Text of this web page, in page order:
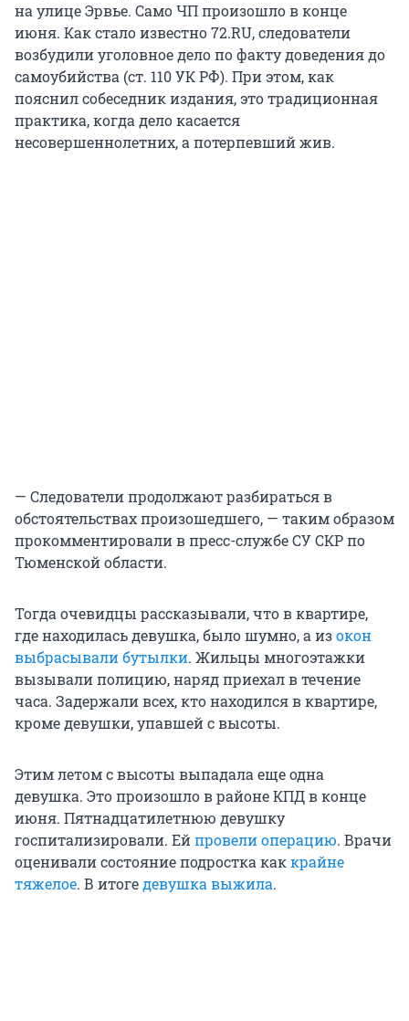
на улице Эрвье. Само ЧП произошло в конце
июня. Как стало известно 72.RU, следователи
возбудили уголовное дело по факту доведения до
самоубийства (ст. 110 УК РФ). При этом, как
пояснил собеседник издания, это традиционная
практика, когда дело касается
несовершеннолетних, а потерпевший жив.
— Следователи продолжают разбираться в
обстоятельствах произошедшего, — таким образом
прокомментировали в пресс-службе СУ СКР по
Тюменской области.
Тогда очевидцы рассказывали, что в квартире,
где находилась девушка, было шумно, а изокон
выбрасывали бутылки. Жильцы многоэтажки
вызывали полицию, наряд приехал в течение
часа. Задержали всех, кто находился в квартире,
кроме девушки, упавшей с высоты.
Этим летом с высоты выпадала еще одна
девушка. Это произошло в районе КПД в конце
июня. Пятнадцатилетнюю девушку
госпитализировали. Ейпровели операцию. Врачи
оценивали состояние подростка каккрайне
тяжелое. В итогедевушка выжила.